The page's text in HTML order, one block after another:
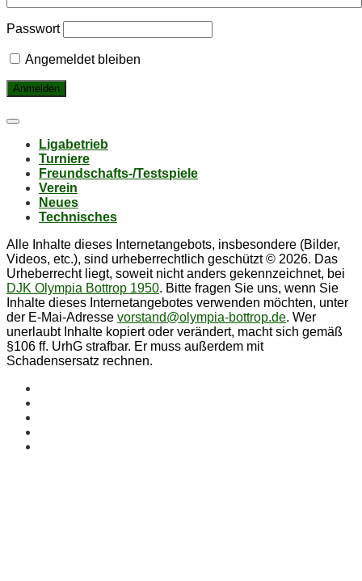
Passwort
Angemeldet bleiben
Li­ga­be­trieb
Tur­nie­re
Freund­schafts-/Test­spie­le
Ver­ein
Neu­es
Tech­ni­sches
Alle Inhalte dieses Internetangebots, insbesondere (Bilder,
Videos, etc.), sind urheberrechtlich geschützt © 2026. Das
Urheberrecht liegt, soweit nicht anders gekennzeichnet, bei
DJK Olympia Bottrop 1950. Bitte fragen Sie uns, wenn Sie
Inhalte dieses Internetangebotes verwenden möchten, unter
der E-Mai-Adresse vorstand@olympia-bottrop.de. Wer
unerlaubt Inhalte kopiert oder verändert, macht sich gemäß
§106 ff. UrhG strafbar. Er muss außerdem mit
Schadensersatz rechnen.